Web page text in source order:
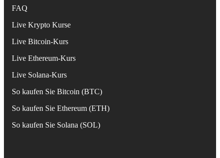
FAQ
Live Krypto Kurse
Live Bitcoin-Kurs
Live Ethereum-Kurs
Live Solana-Kurs
So kaufen Sie Bitcoin (BTC)
So kaufen Sie Ethereum (ETH)
So kaufen Sie Solana (SOL)